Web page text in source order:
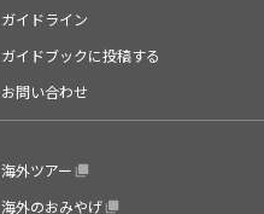
ガイドライン
ガイドブックに投稿する
お問い合わせ
海外ツアー
海外のおみやげ